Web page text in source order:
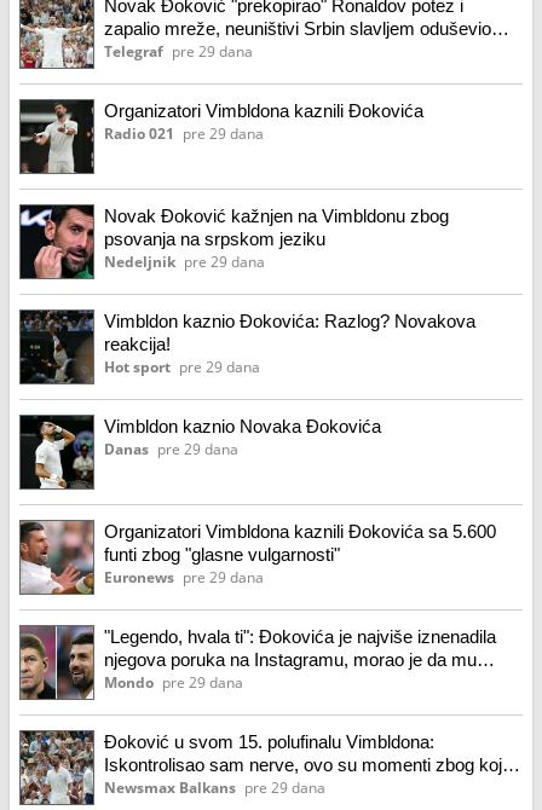
Novak Đoković "prekopirao" Ronaldov potez i
zapalio mreže, neuništivi Srbin slavljem oduševio
planetu
Telegraf pre 29 dana
Organizatori Vimbldona kaznili Đokovića
Radio 021 pre 29 dana
Novak Đoković kažnjen na Vimbldonu zbog
psovanja na srpskom jeziku
Nedeljnik pre 29 dana
Vimbldon kaznio Đokovića: Razlog? Novakova
reakcija!
Hot sport pre 29 dana
Vimbldon kaznio Novaka Đokovića
Danas pre 29 dana
Organizatori Vimbldona kaznili Đokovića sa 5.600
funti zbog "glasne vulgarnosti"
Euronews pre 29 dana
"Legendo, hvala ti": Đokovića je najviše iznenadila
njegova poruka na Instagramu, morao je da mu
odgovori
Mondo pre 29 dana
Đoković u svom 15. polufinalu Vimbldona:
Iskontrolisao sam nerve, ovo su momenti zbog kojih
i dalje igram
Newsmax Balkans pre 29 dana